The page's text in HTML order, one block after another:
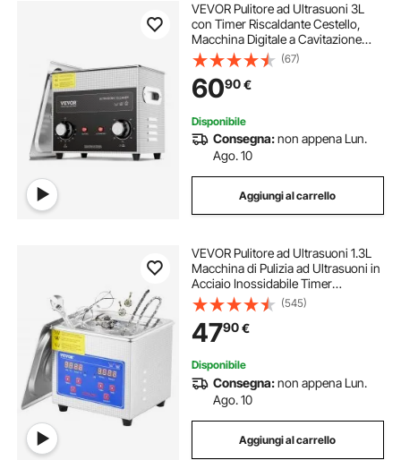
VEVOR Pulitore ad Ultrasuoni 3L
con Timer Riscaldante Cestello,
Macchina Digitale a Cavitazione
Sonica, Pulitrice Ultrasuoni 120 W
per Strumenti di Orologi, Occhiali,
Monete, Utensili Metallici
(67)
6090€
Disponibile
Consegna:non appena Lun.
Ago. 10
Aggiungi al carrello
VEVOR Pulitore ad Ultrasuoni 1.3L
Macchina di Pulizia ad Ultrasuoni in
Acciaio Inossidabile Timer
Riscaldamento Digitale Pulizia di
Gioielli per Uso Domestico
Personale Commerciale
(545)
4790€
Disponibile
Consegna:non appena Lun.
Ago. 10
Aggiungi al carrello